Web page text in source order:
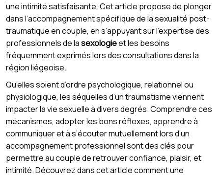
une intimité satisfaisante. Cet article propose de plonger
dans l’accompagnement spécifique de la sexualité post-
traumatique en couple, en s’appuyant sur l’expertise des
professionnels de lasexologieet les besoins
fréquemment exprimés lors des consultations dans la
région liégeoise.
Qu’elles soient d’ordre psychologique, relationnel ou
physiologique, les séquelles d’un traumatisme viennent
impacter la vie sexuelle à divers degrés. Comprendre ces
mécanismes, adopter les bons réflexes, apprendre à
communiquer et à s’écouter mutuellement lors d’un
accompagnement professionnel sont des clés pour
permettre au couple de retrouver confiance, plaisir, et
intimité. Découvrez dans cet article comment une